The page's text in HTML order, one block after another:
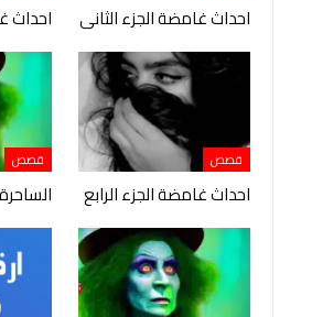
احداث غامضة الجزء الثانى احداث
قصص
احداث غامضة الجزء الرابع
قصص